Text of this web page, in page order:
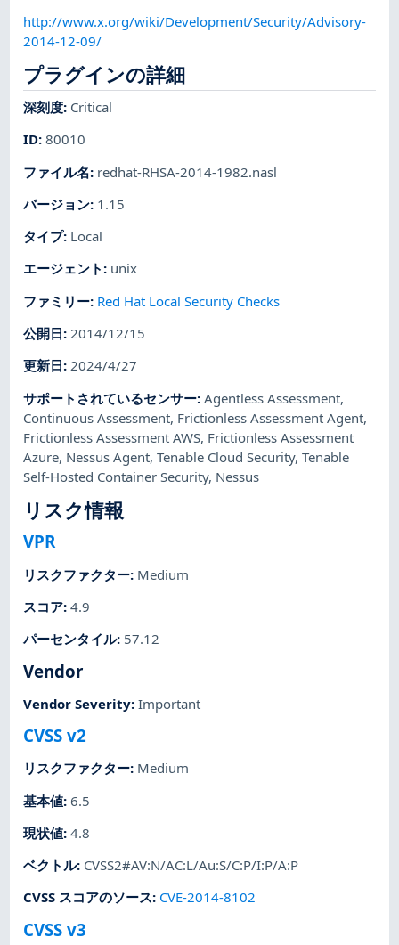
http://www.x.org/wiki/Development/Security/Advisory-
2014-12-09/
プラグインの詳細
深刻度: Critical
ID:80010
ファイル名: redhat-RHSA-2014-1982.nasl
バージョン: 1.15
タイプ: Local
エージェント : unix
ファミリー: Red Hat Local Security Checks
公開日: 2014/12/15
更新日:2024/4/27
サポートされているセンサー:Agentless Assessment,
Continuous Assessment, Frictionless Assessment Agent,
Frictionless Assessment AWS, Frictionless Assessment
Azure, Nessus Agent,Tenable Cloud Security,Tenable
Self-Hosted Container Security, Nessus
リスク情報
VPR
リスクファクター: Medium
スコア:4.9
パーセンタイル: 57.12
Vendor
Vendor Severity:Important
CVSS v2
リスクファクター: Medium
基本値:6.5
現状値:4.8
ベクトル: CVSS2#AV:N/AC:L/Au:S/C:P/I:P/A:P
CVSS スコアのソース: CVE-2014-8102
CVSS v3